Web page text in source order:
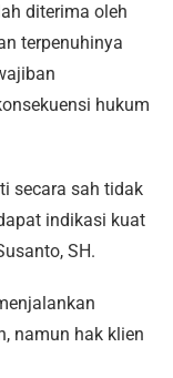
diterima oleh
terpenuhinya
hukum
secara sah tidak
indikasi kuat
SH.
namun hak klien